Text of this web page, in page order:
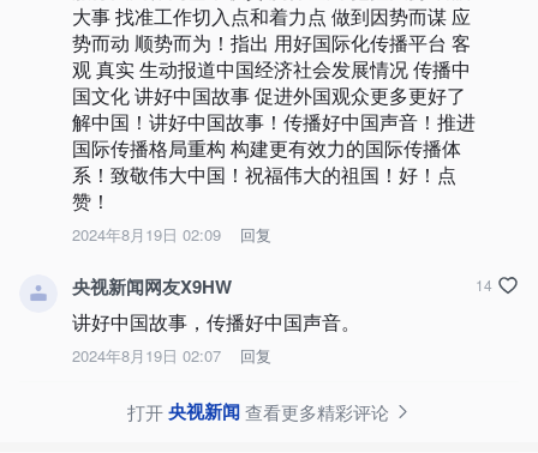
大事 找准工作切入点和着力点 做到因势而谋 应
势而动 顺势而为！指出 用好国际化传播平台 客
观 真实 生动报道中国经济社会发展情况 传播中
国文化 讲好中国故事 促进外国观众更多更好了
解中国！讲好中国故事！传播好中国声音！推进
国际传播格局重构 构建更有效力的国际传播体
系！致敬伟大中国！祝福伟大的祖国！好！点
赞！
2024年8月19日 02:09 回复
央视新闻网友X9HW
讲好中国故事，传播好中国声音。
2024年8月19日 02:07 回复
14
打开央视新闻查看更多精彩评论